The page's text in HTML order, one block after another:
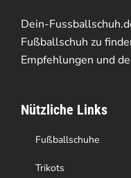
Die
Optionen
können
der
Produktseite
gewählt
Dein-
Fußballschuh zu
Empfehlungen und
Nützliche Links
Fußballschuhe
Trikots